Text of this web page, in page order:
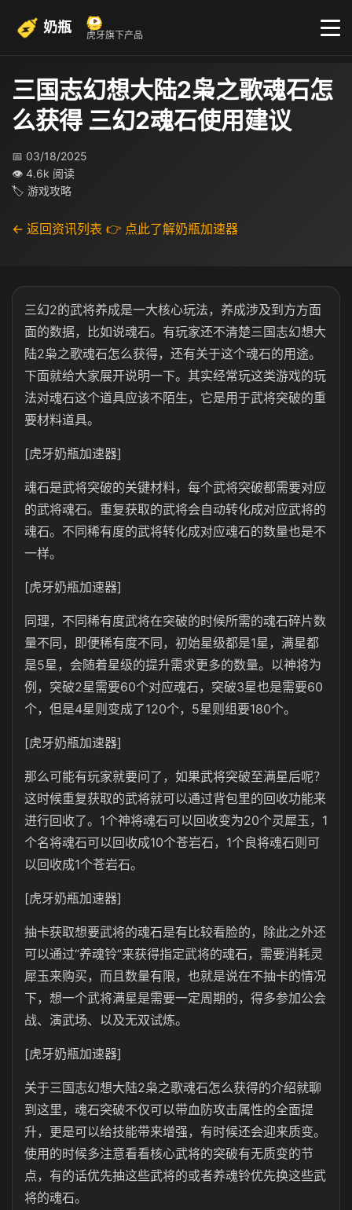
奶瓶 虎牙旗下产品
三国志幻想大陆2枭之歌魂石怎
么获得 三幻2魂石使用建议
📅 03/18/2025
👁 4.6k 阅读
🏷 游戏攻略
← 返回资讯列表 👉 点此了解奶瓶加速器
三幻2的武将养成是一大核心玩法，养成涉及到方方面
面的数据，比如说魂石。有玩家还不清楚三国志幻想大
陆2枭之歌魂石怎么获得，还有关于这个魂石的用途。
下面就给大家展开说明一下。其实经常玩这类游戏的玩
法对魂石这个道具应该不陌生，它是用于武将突破的重
要材料道具。
[虎牙奶瓶加速器]
魂石是武将突破的关键材料，每个武将突破都需要对应
的武将魂石。重复获取的武将会自动转化成对应武将的
魂石。不同稀有度的武将转化成对应魂石的数量也是不
一样。
[虎牙奶瓶加速器]
同理，不同稀有度武将在突破的时候所需的魂石碎片数
量不同，即便稀有度不同，初始星级都是1星，满星都
是5星，会随着星级的提升需求更多的数量。以神将为
例，突破2星需要60个对应魂石，突破3星也是需要60
个，但是4星则变成了120个，5星则组要180个。
[虎牙奶瓶加速器]
那么可能有玩家就要问了，如果武将突破至满星后呢？
这时候重复获取的武将就可以通过背包里的回收功能来
进行回收了。1个神将魂石可以回收变为20个灵犀玉，1
个名将魂石可以回收成10个苍岩石，1个良将魂石则可
以回收成1个苍岩石。
[虎牙奶瓶加速器]
抽卡获取想要武将的魂石是有比较看脸的，除此之外还
可以通过“养魂铃”来获得指定武将的魂石，需要消耗灵
犀玉来购买，而且数量有限，也就是说在不抽卡的情况
下，想一个武将满星是需要一定周期的，得多参加公会
战、演武场、以及无双试炼。
[虎牙奶瓶加速器]
关于三国志幻想大陆2枭之歌魂石怎么获得的介绍就聊
到这里，魂石突破不仅可以带血防攻击属性的全面提
升，更是可以给技能带来增强，有时候还会迎来质变。
使用的时候多注意看看核心武将的突破有无质变的节
点，有的话优先抽这些武将的或者养魂铃优先换这些武
将的魂石。